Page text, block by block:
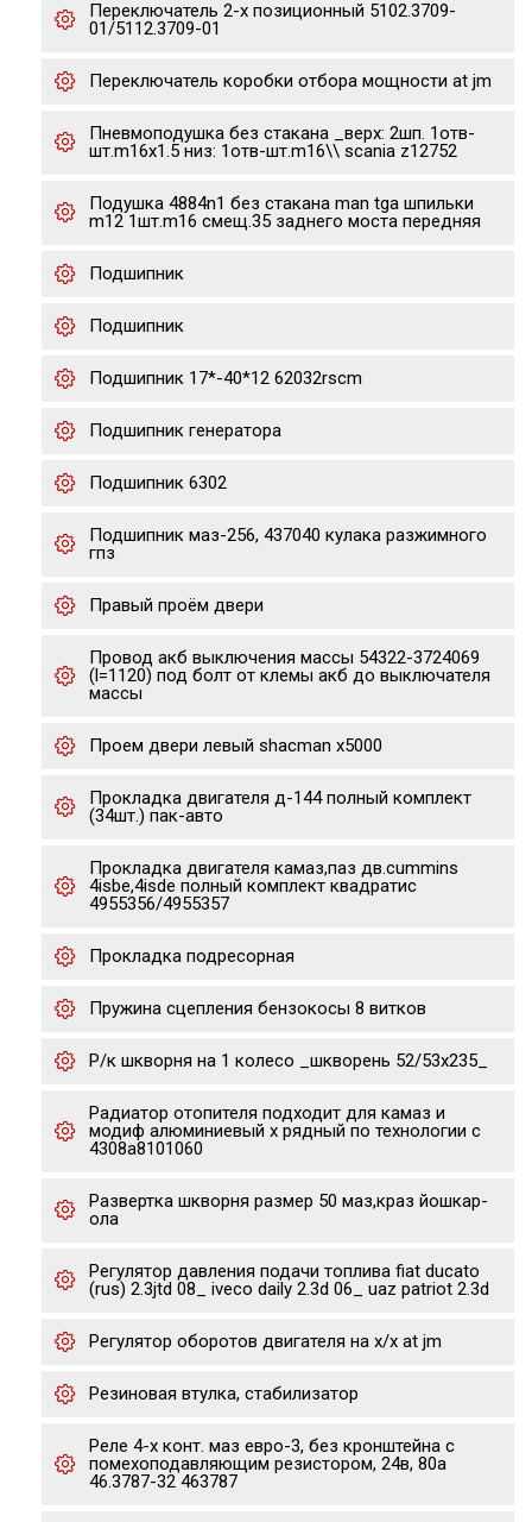
Переключатель 2-х позиционный 5102.3709-
01/5112.3709-01
Переключатель коробки отбора мощности at jm
Пневмоподушка без стакана _верх: 2шп. 1отв-
шт.m16x1.5 низ: 1отв-шт.m16\\ scania z12752
Подушка 4884n1 без стакана man tga шпильки
m12 1шт.m16 смещ.35 заднего моста передняя
Подшипник
Подшипник
Подшипник 17*-40*12 62032rscm
Подшипник генератора
Подшипник 6302
Подшипник маз-256, 437040 кулака разжимного
гпз
Правый проём двери
Провод акб выключения массы 54322-3724069
(l=1120) под болт от клемы акб до выключателя
массы
Проем двери левый shacman x5000
Прокладка двигателя д-144 полный комплект
(34шт.) пак-авто
Прокладка двигателя камаз,паз дв.cummins
4isbe,4isde полный комплект квадратис
4955356/4955357
Прокладка подресорная
Пружина сцепления бензокосы 8 витков
Р/к шкворня на 1 колесо _шкворень 52/53х235_
Радиатор отопителя подходит для камаз и
модиф алюминиевый х рядный по технологии с
4308a8101060
Развертка шкворня размер 50 маз,краз йошкар-
ола
Регулятор давления подачи топлива fiat ducato
(rus) 2.3jtd 08_ iveco daily 2.3d 06_ uaz patriot 2.3d
Регулятор оборотов двигателя на х/х at jm
Резиновая втулка, стабилизатор
Реле 4-х конт. маз евро-3, без кронштейна с
помехоподавляющим резистором, 24в, 80а
46.3787-32 463787